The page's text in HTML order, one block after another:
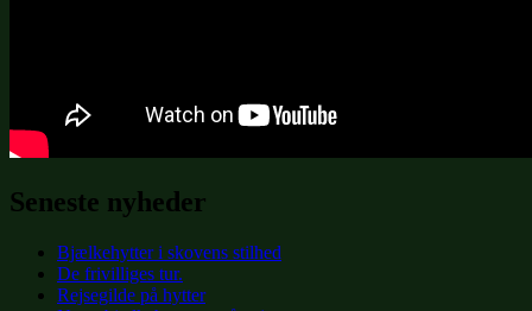
Seneste nyheder
Bjælkehytter i skovens stilhed
De frivilliges tur.
Rejsegilde på hytter